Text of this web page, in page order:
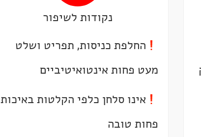
נקודות לשיפור
החלפת כניסות, תפריט ושלט
מעט פחות אינטואיטיביים
אינו סלחן כלפי הקלטות באיכות
פחות טובה